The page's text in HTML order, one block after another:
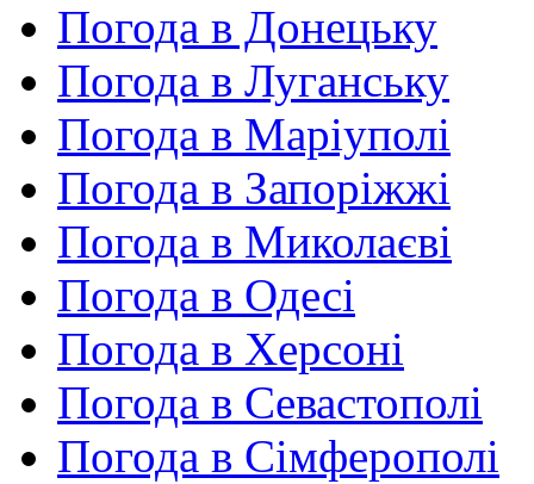
Погода в Донецьку
Погода в Луганську
Погода в Маріуполі
Погода в Запоріжжі
Погода в Миколаєві
Погода в Одесі
Погода в Херсоні
Погода в Севастополі
Погода в Сімферополі